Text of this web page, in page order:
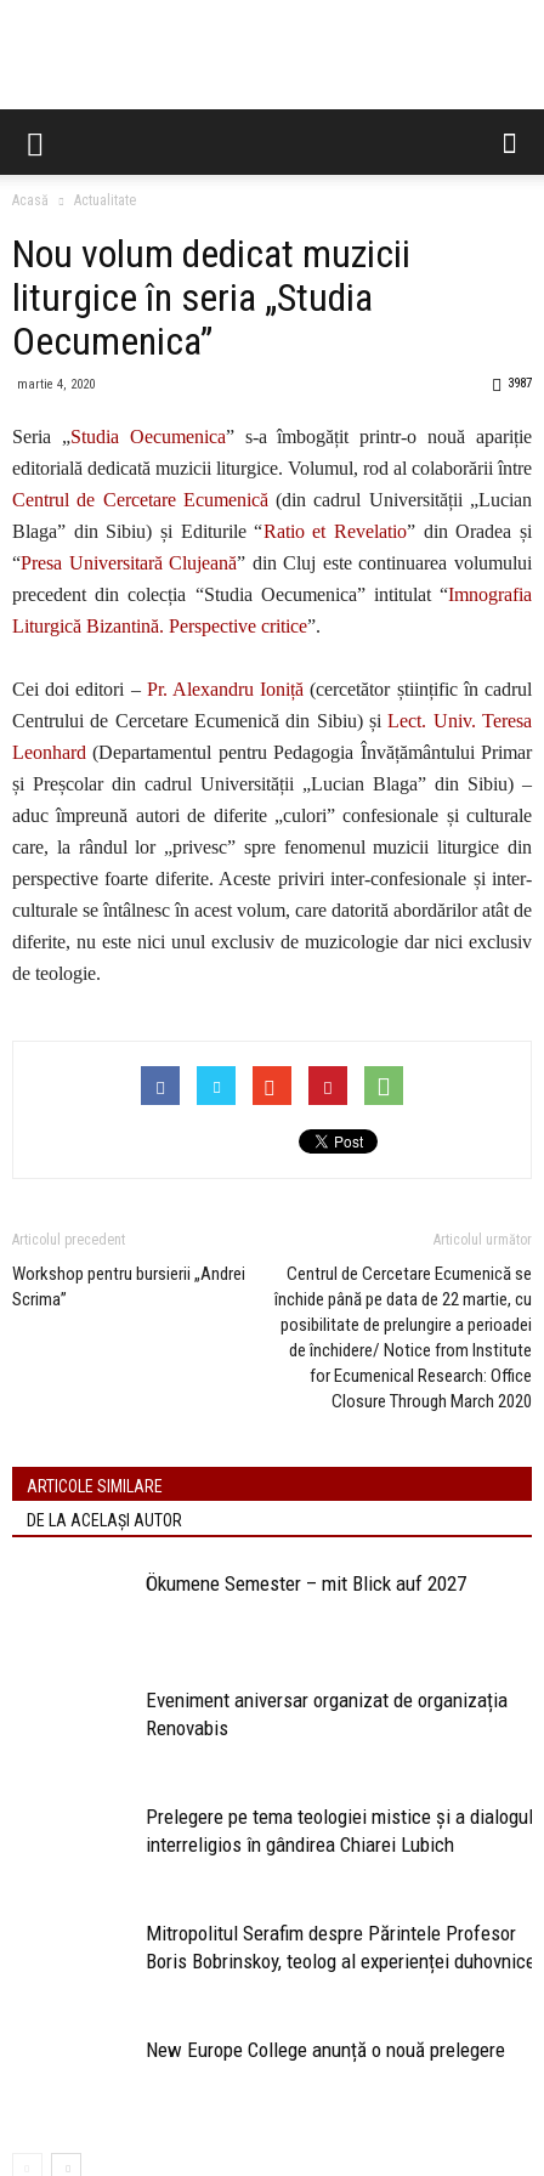
CCES
Acasă Actualitate
Nou volum dedicat muzicii
liturgice în seria „Studia
Oecumenica”
martie 4, 2020 3987
Seria „Studia Oecumenica” s-a îmbogățit printr-o nouă apariție
editorială dedicată muzicii liturgice. Volumul, rod al colaborării între
Centrul de Cercetare Ecumenică (din cadrul Universității „Lucian
Blaga” din Sibiu) și Editurile “Ratio et Revelatio” din Oradea și
“Presa Universitară Clujeană” din Cluj este continuarea volumului
precedent din colecția “Studia Oecumenica” intitulat “Imnografia
Liturgică Bizantină. Perspective critice”.
Cei doi editori – Pr. Alexandru Ioniță (cercetător științific în cadrul
Centrului de Cercetare Ecumenică din Sibiu) șiLect. Univ. Teresa
Leonhard (Departamentul pentru Pedagogia Învățământului Primar
și Preșcolar din cadrul Universității „Lucian Blaga” din Sibiu) –
aduc împreună autori de diferite „culori” confesionale și culturale
care, la rândul lor „privesc” spre fenomenul muzicii liturgice din
perspective foarte diferite. Aceste priviri inter-confesionale și inter-
culturale se întâlnesc în acest volum, care datorită abordărilor atât de
diferite, nu este nici unul exclusiv de muzicologie dar nici exclusiv
de teologie.
Articolul precedent
Workshop pentru bursierii „Andrei
Scrima”
Articolul următor
Centrul de Cercetare Ecumenică se
închide până pe data de 22 martie, cu
posibilitate de prelungire a perioadei
de închidere/ Notice from Institute
for Ecumenical Research: Office
Closure Through March 2020
ARTICOLE SIMILARE
DE LA ACELAȘI AUTOR
Ökumene Semester – mit Blick auf 2027
Eveniment aniversar organizat de organizația
Renovabis
Prelegere pe tema teologiei mistice și a
interreligios în gândirea Chiarei Lubich
Mitropolitul Serafim despre Părintele Profesor
Boris Bobrinskoy, teolog al experienței
New Europe College anunță o nouă prelegere